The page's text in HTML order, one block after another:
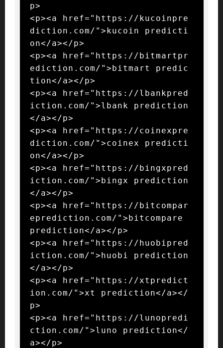
p>
<p><a href="https://kucoinpre
diction.com/">kucoin predicti
on</a></p>
<p><a href="https://bitmartpr
ediction.com/">bitmart predic
tion</a></p>
<p><a href="https://lbankpred
iction.com/">lbank prediction
</a></p>
<p><a href="https://coinexpre
diction.com/">coinex predicti
on</a></p>
<p><a href="https://bingxpred
iction.com/">bingx prediction
</a></p>
<p><a href="https://bitcompar
eprediction.com/">bitcompare
prediction</a></p>
<p><a href="https://huobipred
iction.com/">huobi prediction
</a></p>
<p><a href="https://xtpredict
ion.com/">xt prediction</a></
p>
<p><a href="https://lunopredi
ction.com/">luno prediction</
a></p>